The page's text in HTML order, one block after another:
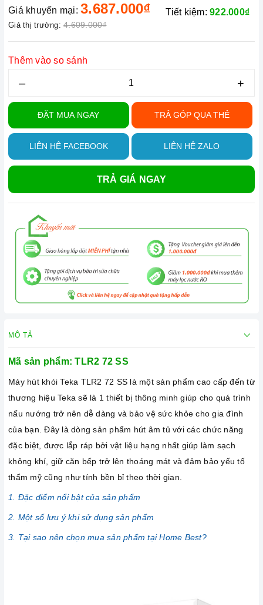
Giá khuyến mại: 3.687.000₫
Giá thị trường: 4.609.000₫
Tiết kiệm:922.000₫
Thêm vào so sánh
– +
ĐẶT MUA NGAY TRẢ GÓP QUA THẺ
LIÊN HỆ FACEBOOK LIÊN HỆ ZALO
TRẢ GIÁ NGAY
MÔ TẢ
Mã sản phẩm: TLR2 72 SS
Máy hút khói Teka TLR2 72 SS là một sản phẩm cao cấp đến từ
thương hiệu Teka sẽ là 1 thiết bị thông minh giúp cho quá trình
nấu nướng trở nên dễ dàng và bảo vệ sức khỏe cho gia đình
của bạn. Đây là dòng sản phẩm hút âm tủ với các chức năng
đặc biệt, được lắp ráp bởi vật liệu hạng nhất giúp làm sạch
không khí, giữ căn bếp trở lên thoáng mát và đảm bảo yếu tố
thẩm mỹ cũng như tính bền bỉ theo thời gian.
1. Đặc điểm nổi bật của sản phẩm
2. Một số lưu ý khi sử dụng sản phẩm
3. Tại sao nên chọn mua sản phẩm tại Home Best?